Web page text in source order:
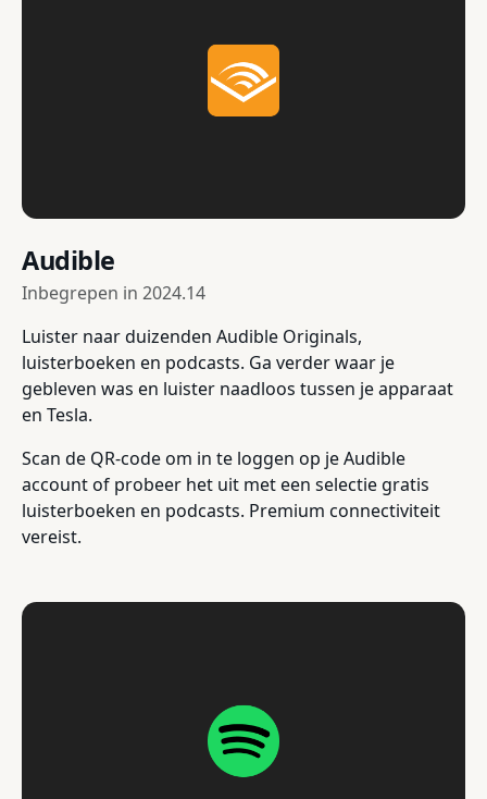
Audible
Inbegrepen in 2024.14
Luister naar duizenden Audible Originals,
luisterboeken en podcasts. Ga verder waar je
gebleven was en luister naadloos tussen je apparaat
en Tesla.
Scan de QR-code om in te loggen op je Audible
account of probeer het uit met een selectie gratis
luisterboeken en podcasts. Premium connectiviteit
vereist.